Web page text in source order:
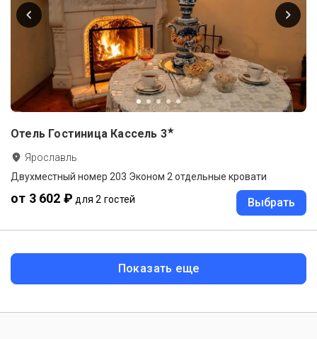
Отель Гостиница Кассель 3★
Ярославль
Двухместный номер 203 Эконом 2 отдельные кровати
от 3 602 ₽ для 2 гостей Выбрать
Показать еще